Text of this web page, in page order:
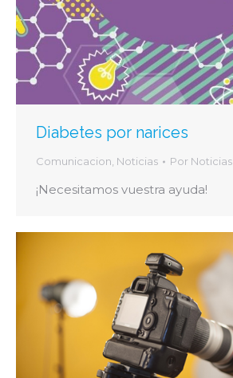
Diabetes por narices
Comunicacion Noticias Por Noticias
¡Necesitamos vuestra ayuda!